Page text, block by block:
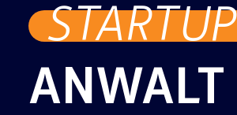
STARTUP
ANWALT